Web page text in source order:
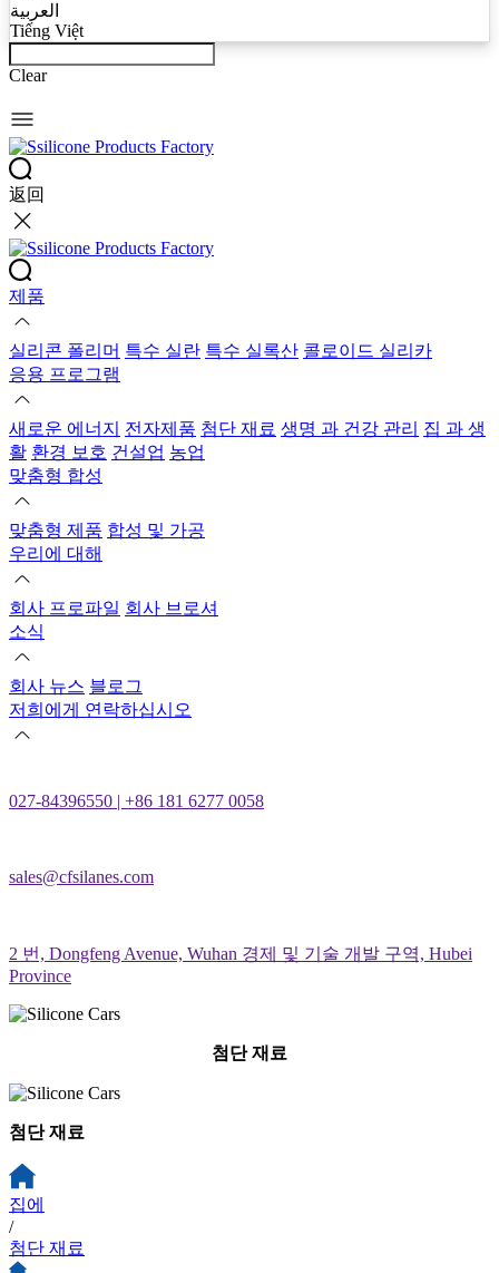
العربية
Tiếng Việt
Clear
返回
제품
실리콘 폴리머 특수 실란 특수 실록산 콜로이드 실리카
응용 프로그램
새로운 에너지 전자제품 첨단 재료 생명 과 건강 관리 집 과 생
활 환경 보호 건설업 농업
맞춤형 합성
맞춤형 제품 합성 및 가공
우리에 대해
회사 프로파일 회사 브로셔
소식
회사 뉴스 블로그
저희에게 연락하십시오
027-84396550 | +86 181 6277 0058
sales@cfsilanes.com
2 번, Dongfeng Avenue, Wuhan 경제 및 기술 개발 구역, Hubei
Province
첨단 재료
첨단 재료
집에
/
첨단 재료